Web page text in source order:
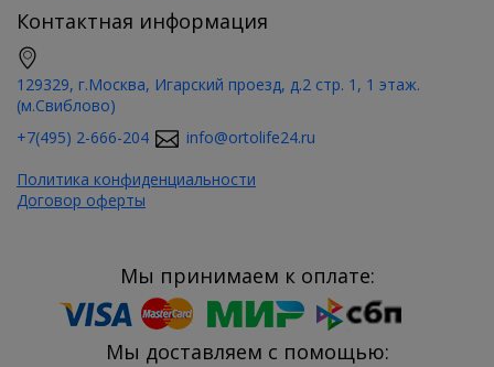
Контактная информация
129329, г.Москва, Игарский проезд, д.2 стр. 1, 1 этаж.
(м.Свиблово)
+7(495) 2-666-204
info@ortolife24.ru
Политика конфиденциальности
Договор оферты
Мы принимаем к оплате:
Мы доставляем с помощью: